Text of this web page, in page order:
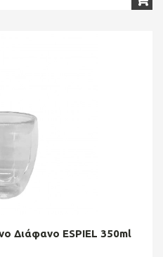
Διάφανο ESPIEL 350ml